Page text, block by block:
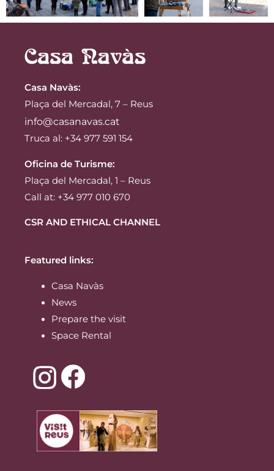
Casa Navàs:
Plaça del Mercadal, 7 – Reus
info@casanavas.cat
Truca al: +34 977 591 154
Oficina de Turisme:
Plaça del Mercadal, 1 – Reus
Call at: +34 977 010 670
CSR AND ETHICAL CHANNEL
Featured links:
Casa Navàs
News
Prepare the visit
Space Rental